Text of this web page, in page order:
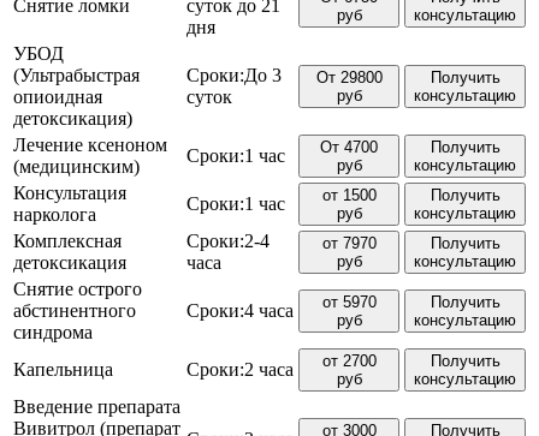
Снятие ломки
суток до 21
дня
руб
консультацию
УБОД
(Ультрабыстрая
опиоидная
детоксикация)
Сроки:До 3
суток
От 29800
руб
Получить
консультацию
Лечение ксеноном
(медицинским)
Сроки:1 час
От 4700
руб
Получить
консультацию
Консультация
нарколога
Сроки:1 час
от 1500
руб
Получить
консультацию
Комплексная
детоксикация
Сроки:2-4
часа
от 7970
руб
Получить
консультацию
Снятие острого
абстинентного
синдрома
Сроки:4 часа
от 5970
руб
Получить
консультацию
Капельница Сроки:2 часа
от 2700
руб
Получить
консультацию
Введение препарата
Вивитрол (препарат
от 3000
Получить